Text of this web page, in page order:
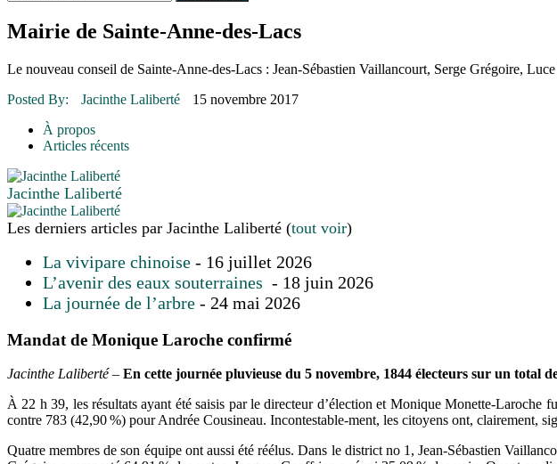
30 juin 2015
Fantaisie et créativité en mode jeunesse
16 juillet 2026 | Une Saint-Jean rassembleuse
16 juillet 2026 | POLITIQUE
16 juillet 2026
COMMUNAUTAIRE
Mairie de Sainte-Anne-des-Lacs
Le nouveau conseil de Sainte-Anne-des-Lacs : Jean-Sébastien Vaillancourt, Serge Grégoire,
Posted By:
Jacinthe Laliberté
15 novembre 2017
À propos
Articles récents
Jacinthe Laliberté
Les derniers articles par Jacinthe Laliberté (tout voir)
La vivipare chinoise - 16 juillet 2026
L’avenir des eaux souterraines - 18 juin 2026
La journée de l’arbre - 24 mai 2026
Mandat de Monique Laroche confirmé
Jacinthe Laliberté – En cette journée pluvieuse du 5 novembre, 1844 électeurs sur un total
À 22 h 39, les résultats ayant été saisis par le directeur d’élection et Monique Monette-Laroche
contre 783 (42,90 %) pour Andrée Cousineau. Incontestable-ment, les citoyens ont, clairement,
Quatre membres de son équipe ont aussi été réélus. Dans le district no 1, Jean-Sébastien